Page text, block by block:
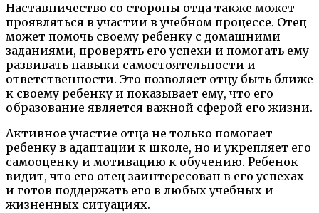
Наставничество со стороны отца также может
проявляться в участии в учебном процессе. Отец
может помочь своему ребенку с домашними
заданиями, проверять его успехи и помогать ему
развивать навыки самостоятельности и
ответственности. Это позволяет отцу быть ближе
к своему ребенку и показывает ему, что его
образование является важной сферой его жизни.
Активное участие отца не только помогает
ребенку в адаптации к школе, но и укрепляет его
самооценку и мотивацию к обучению. Ребенок
видит, что его отец заинтересован в его успехах
и готов поддержать его в любых учебных и
жизненных ситуациях.